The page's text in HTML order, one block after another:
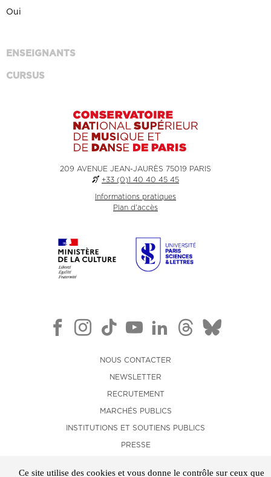
Oui
ENSEIGNANTS
CURSUS
209 AVENUE JEAN-JAURÈS 75019 PARIS
+33 (0)1 40 40 45 45
Informations pratiques
Plan d'accès
NOUS CONTACTER
NEWSLETTER
RECRUTEMENT
MARCHÉS PUBLICS
INSTITUTIONS ET SOUTIENS PUBLICS
PRESSE
Ce site utilise des cookies et vous donne le contrôle sur ceux que